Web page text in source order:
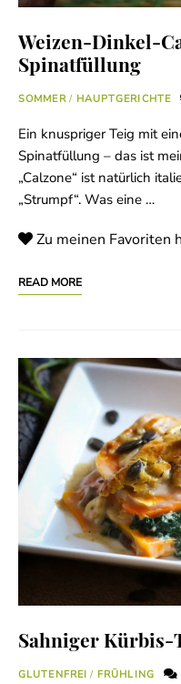
Weizen-Dinkel-
Spinatfüllung
SOMMER/ HAUPTGERICHTE
Ein knuspriger Teig mit
Spinatfüllung – das ist
„Calzone“ ist natürlich
„Strumpf“. Was eine …
Zu meinen Favoriten
READ MORE
Sahniger
GLUTENFREI / FRÜHLING